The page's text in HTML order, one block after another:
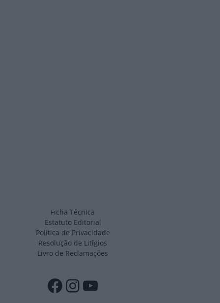
Ficha Técnica
Estatuto Editorial
Política de Privacidade
Resolução de Litígios
Livro de Reclamações
Facebook
Instagram
YouTube